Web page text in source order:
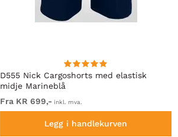
D555 Nick Cargoshorts med elastisk
midje Marineblå
Fra KR 699,- inkl. mva.
Legg i handlekurven